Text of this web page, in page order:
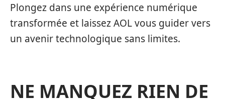
Plongez dans une expérience numérique
transformée et laissez AOL vous guider vers
un avenir technologique sans limites.
NE MANQUEZ RIEN DE